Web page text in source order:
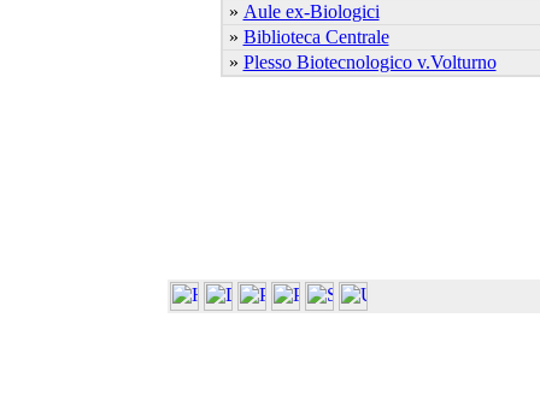
» Aule ex-Biologici
» Biblioteca Centrale
» Plesso Biotecnologico v.Volturno